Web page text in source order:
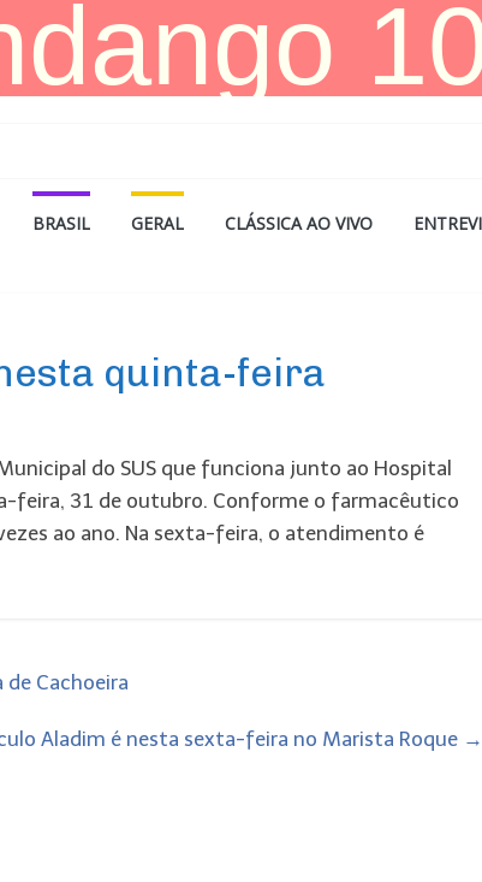
BRASIL GERAL CLÁSSICA AO VIVO
quinta-feira
do SUS que funciona junto ao Hospital
feira, 31 de outubro. Conforme o farmacêutico
ao ano. Na sexta-feira, o atendimento é
Cachoeira
Aladim é nesta sexta-feira no Marista Roque →